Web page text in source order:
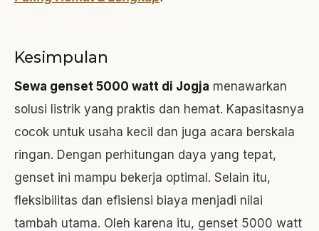
Kesimpulan
Sewa genset 5000 watt di Jogja menawarkan
solusi listrik yang praktis dan hemat. Kapasitasnya
cocok untuk usaha kecil dan juga acara berskala
ringan. Dengan perhitungan daya yang tepat,
genset ini mampu bekerja optimal. Selain itu,
fleksibilitas dan efisiensi biaya menjadi nilai
tambah utama. Oleh karena itu, genset 5000 watt